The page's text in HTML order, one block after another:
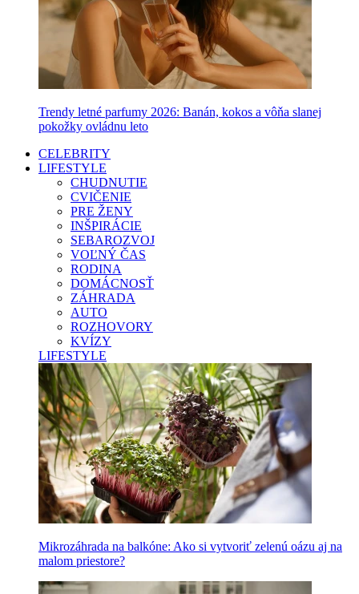
Trendy letné parfumy 2026: Banán, kokos a vôňa slanej
pokožky ovládnu leto
CELEBRITY
LIFESTYLE
CHUDNUTIE
CVIČENIE
PRE ŽENY
INŠPIRÁCIE
SEBAROZVOJ
VOĽNÝ ČAS
RODINA
DOMÁCNOSŤ
ZÁHRADA
AUTO
ROZHOVORY
KVÍZY
LIFESTYLE
Mikrozáhrada na balkóne: Ako si vytvoriť zelenú oázu aj na
malom priestore?